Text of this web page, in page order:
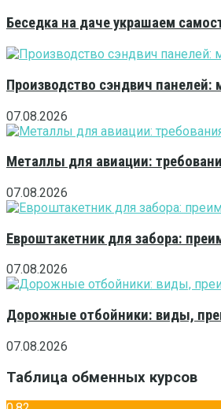
Беседка на даче украшаем
Производство сэндвич панелей:
07.08.2026
Металлы для авиации:
07.08.2026
Евроштакетник для забора:
07.08.2026
Дорожные отбойники: виды,
07.08.2026
Таблица обменных курсов